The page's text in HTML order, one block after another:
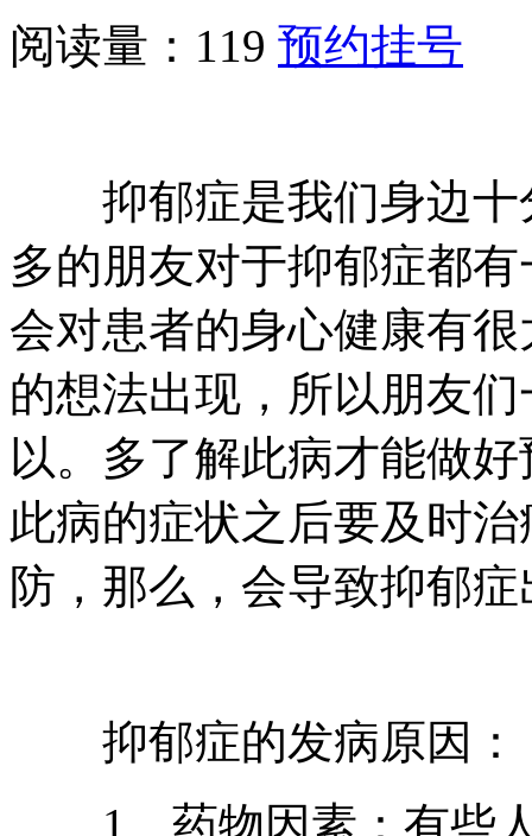
阅读量：119 预约挂号
抑郁症是我们身边十
多的朋友对于抑郁症都
会对患者的身心健康有
的想法出现，所以朋友
以。多了解此病才能做
此病的症状之后要及时
防，那么，会导致抑郁
抑郁症的发病原因：
1、药物因素：有些人